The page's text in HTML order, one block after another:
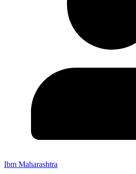
Ibm Maharashtra